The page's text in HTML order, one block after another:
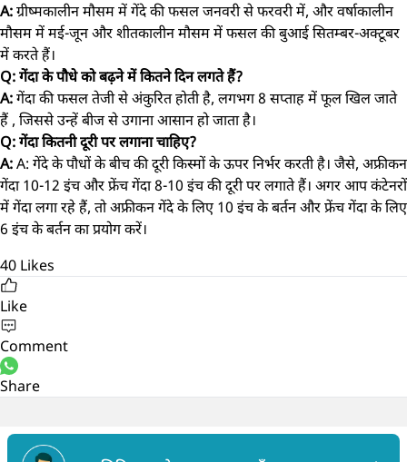
A:ग्रीष्मकालीन मौसम में गेंदे की फसल जनवरी से फरवरी में, और वर्षाकालीन
मौसम में मई-जून और शीतकालीन मौसम में फसल की बुआई सितम्बर-अक्टूबर
में करते हैं।
Q: गेंदा के पौधे को बढ़ने में कितने दिन लगते हैं?
A:गेंदा की फसल तेजी से अंकुरित होती है, लगभग 8 सप्ताह में फूल खिल जाते
हैं , जिससे उन्हें बीज से उगाना आसान हो जाता है।
Q: गेंदा कितनी दूरी पर लगाना चाहिए?
A:A: गेंदे के पौधों के बीच की दूरी किस्मों के ऊपर निर्भर करती है। जैसे, अफ्रीकन
गेंदा 10-12 इंच और फ्रेंच गेंदा 8-10 इंच की दूरी पर लगाते हैं। अगर आप कंटेनरों
में गेंदा लगा रहे हैं, तो अफ्रीकन गेंदे के लिए 10 इंच के बर्तन और फ्रेंच गेंदा के लिए
6 इंच के बर्तन का प्रयोग करें।
40 Likes
Like
Comment
Share